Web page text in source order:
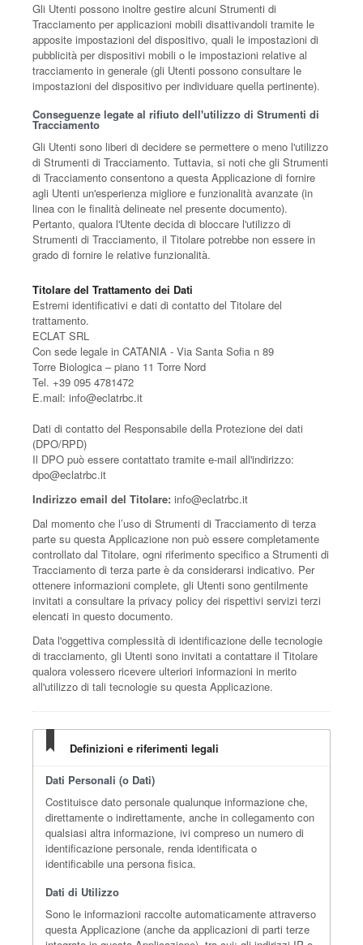
Gli Utenti possono inoltre gestire alcuni Strumenti di
Tracciamento per applicazioni mobili disattivandoli tramite le
apposite impostazioni del dispositivo, quali le impostazioni di
pubblicità per dispositivi mobili o le impostazioni relative al
tracciamento in generale (gli Utenti possono consultare le
impostazioni del dispositivo per individuare quella pertinente).
Conseguenze legate al rifiuto dell'utilizzo di Strumenti di
Tracciamento
Gli Utenti sono liberi di decidere se permettere o meno l'utilizzo
di Strumenti di Tracciamento. Tuttavia, si noti che gli Strumenti
di Tracciamento consentono a questa Applicazione di fornire
agli Utenti un'esperienza migliore e funzionalità avanzate (in
linea con le finalità delineate nel presente documento).
Pertanto, qualora l'Utente decida di bloccare l'utilizzo di
Strumenti di Tracciamento, il Titolare potrebbe non essere in
grado di fornire le relative funzionalità.
Titolare del Trattamento dei Dati
Estremi identificativi e dati di contatto del Titolare del
trattamento.
ECLAT SRL
Con sede legale in CATANIA - Via Santa Sofia n 89
Torre Biologica – piano 11 Torre Nord
Tel. +39 095 4781472
E.mail: info@eclatrbc.it
Dati di contatto del Responsabile della Protezione dei dati
(DPO/RPD)
Il DPO può essere contattato tramite e-mail all'indirizzo:
dpo@eclatrbc.it
Indirizzo email del Titolare: info@eclatrbc.it
Dal momento che l’uso di Strumenti di Tracciamento di terza
parte su questa Applicazione non può essere completamente
controllato dal Titolare, ogni riferimento specifico a Strumenti di
Tracciamento di terza parte è da considerarsi indicativo. Per
ottenere informazioni complete, gli Utenti sono gentilmente
invitati a consultare la privacy policy dei rispettivi servizi terzi
elencati in questo documento.
Data l'oggettiva complessità di identificazione delle tecnologie
di tracciamento, gli Utenti sono invitati a contattare il Titolare
qualora volessero ricevere ulteriori informazioni in merito
all'utilizzo di tali tecnologie su questa Applicazione.
Definizioni e riferimenti legali
Dati Personali (o Dati)
Costituisce dato personale qualunque informazione che,
direttamente o indirettamente, anche in collegamento con
qualsiasi altra informazione, ivi compreso un numero di
identificazione personale, renda identificata o
identificabile una persona fisica.
Dati di Utilizzo
Sono le informazioni raccolte automaticamente attraverso
questa Applicazione (anche da applicazioni di parti terze